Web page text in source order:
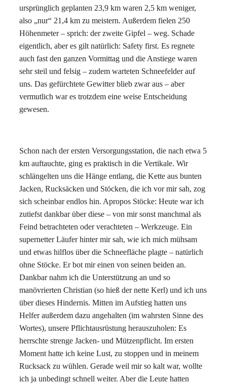
ursprünglich geplanten 23,9 km waren 2,5 km weniger,
also „nur“ 21,4 km zu meistern. Außerdem fielen 250
Höhenmeter – sprich: der zweite Gipfel – weg. Schade
eigentlich, aber es gilt natürlich: Safety first. Es regnete
auch fast den ganzen Vormittag und die Anstiege waren
sehr steil und felsig – zudem warteten Schneefelder auf
uns. Das gefürchtete Gewitter blieb zwar aus – aber
vermutlich war es trotzdem eine weise Entscheidung
gewesen.
Schon nach der ersten Versorgungsstation, die nach etwa 5
km auftauchte, ging es praktisch in die Vertikale. Wir
schlängelten uns die Hänge entlang, die Kette aus bunten
Jacken, Rucksäcken und Stöcken, die ich vor mir sah, zog
sich scheinbar endlos hin. Apropos Stöcke: Heute war ich
zutiefst dankbar über diese – von mir sonst manchmal als
Feind betrachteten oder verachteten – Werkzeuge. Ein
supernetter Läufer hinter mir sah, wie ich mich mühsam
und etwas hilflos über die Schneefläche plagte – natürlich
ohne Stöcke. Er bot mir einen von seinen beiden an.
Dankbar nahm ich die Unterstützung an und so
manövrierten Christian (so hieß der nette Kerl) und ich uns
über dieses Hindernis. Mitten im Aufstieg hatten uns
Helfer außerdem dazu angehalten (im wahrsten Sinne des
Wortes), unsere Pflichtausrüstung herauszuholen: Es
herrschte strenge Jacken- und Mützenpflicht. Im ersten
Moment hatte ich keine Lust, zu stoppen und in meinem
Rucksack zu wühlen. Gerade weil mir so kalt war, wollte
ich ja unbedingt schnell weiter. Aber die Leute hatten